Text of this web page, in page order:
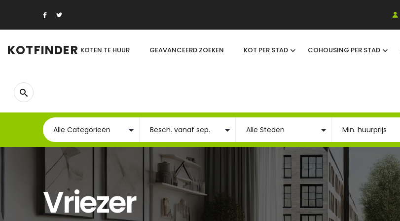
KOTFINDER KOTEN TE HUUR GEAVANCEERD ZOEKEN KOT PER STAD COHOUSING PER STAD
Vriezer